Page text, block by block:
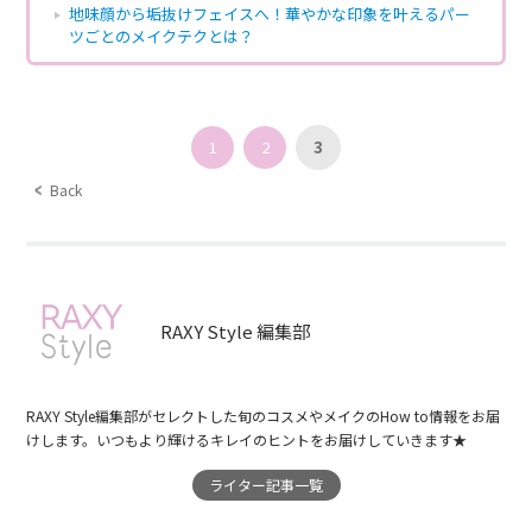
地味顔から垢抜けフェイスへ！華やかな印象を叶えるパー
ツごとのメイクテクとは？
Back
1 2 3
RAXY Style 編集部
RAXY Style編集部がセレクトした旬のコスメやメイクのHow to情報をお届
けします。いつもより輝けるキレイのヒントをお届けしていきます★
ライター記事一覧